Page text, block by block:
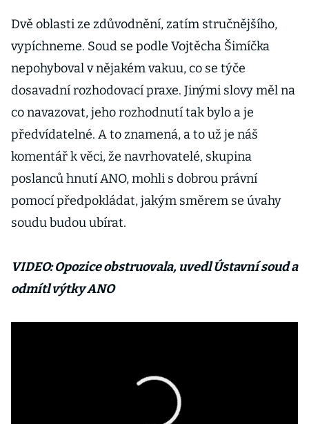
Dvě oblasti ze zdůvodnění, zatím stručnějšího,
vypíchneme. Soud se podle Vojtěcha Šimíčka
nepohyboval v nějakém vakuu, co se týče
dosavadní rozhodovací praxe. Jinými slovy měl na
co navazovat, jeho rozhodnutí tak bylo a je
předvídatelné. A to znamená, a to už je náš
komentář k věci, že navrhovatelé, skupina
poslanců hnutí ANO, mohli s dobrou právní
pomocí předpokládat, jakým směrem se úvahy
soudu budou ubírat.
VIDEO: Opozice obstruovala, uvedl Ústavní soud a
odmítl výtky ANO